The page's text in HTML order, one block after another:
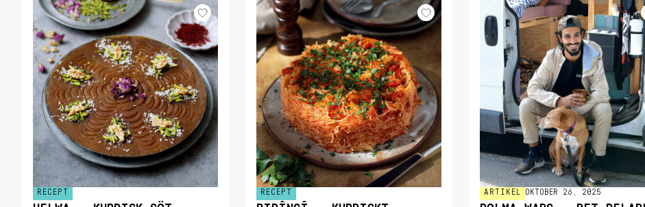
RECEPT RECEPT ARTIKEL OKTOBER 26, 2025